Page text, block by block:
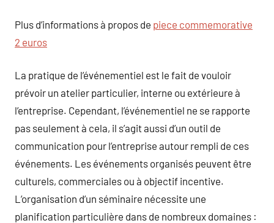
Plus d’informations à propos de piece commemorative
2 euros
La pratique de l’événementiel est le fait de vouloir
prévoir un atelier particulier, interne ou extérieure à
l’entreprise. Cependant, l’événementiel ne se rapporte
pas seulement à cela, il s’agit aussi d’un outil de
communication pour l’entreprise autour rempli de ces
événements. Les événements organisés peuvent être
culturels, commerciales ou à objectif incentive.
L’organisation d’un séminaire nécessite une
planification particulière dans de nombreux domaines :